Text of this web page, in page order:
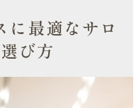
に最適なサロ
び方